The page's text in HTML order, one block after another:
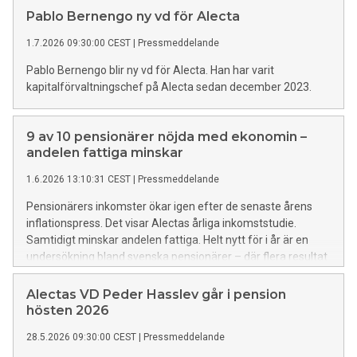
Pablo Bernengo ny vd för Alecta
1.7.2026 09:30:00 CEST | Pressmeddelande
Pablo Bernengo blir ny vd för Alecta. Han har varit
kapitalförvaltningschef på Alecta sedan december 2023.
9 av 10 pensionärer nöjda med ekonomin –
andelen fattiga minskar
1.6.2026 13:10:31 CEST | Pressmeddelande
Pensionärers inkomster ökar igen efter de senaste årens
inflationspress. Det visar Alectas årliga inkomststudie.
Samtidigt minskar andelen fattiga. Helt nytt för i år är en
undersökning bland svenska pensionärer – där flera resultat
sticker ut.
Alectas VD Peder Hasslev går i pension
hösten 2026
28.5.2026 09:30:00 CEST | Pressmeddelande